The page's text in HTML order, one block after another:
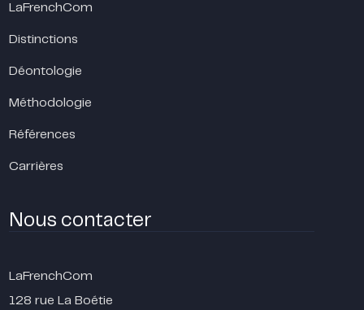
LaFrenchCom
Distinctions
Déontologie
Méthodologie
Références
Carrières
Nous contacter
LaFrenchCom
128 rue La Boétie